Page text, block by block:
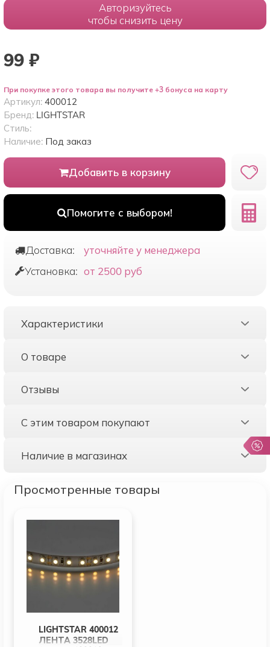
Авторизуйтесь
чтобы снизить цену
99 ₽
При покупке этого товара вы получите +3 бонуса на карту
Добавить в корзину
Помогите с выбором!
Артикул: 400012
Бренд: LIGHTSTAR
Стиль:
Наличие: Под заказ
Доставка:
уточняйте у менеджера
Установка: от 2500 руб
Характеристики
О товаре
Отзывы
С этим товаром покупают
Наличие в магазинах
Просмотренные товары
LIGHTSTAR 400012
ЛЕНТА 3528LED